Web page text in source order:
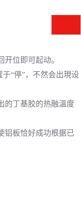
位即可起动。
“停”，不然会出現设
的丁基胶的热融溫度
铝板恰好成功根据已